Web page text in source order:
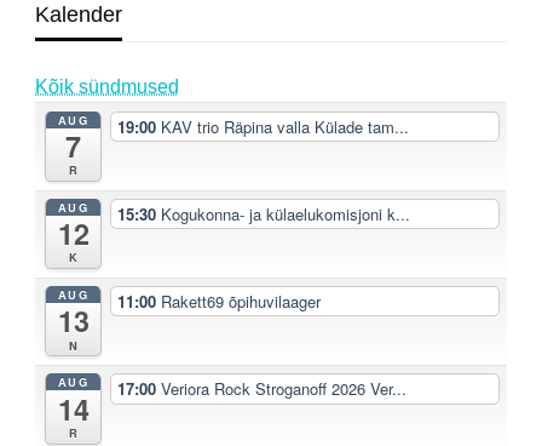
Kalender
Kõik sündmused
AUG
7
R
19:00 KAV trio Räpina valla Külade tam...
AUG
12
K
15:30 Kogukonna- ja külaelukomisjoni k...
AUG
13
N
11:00 Rakett69 õpihuvilaager
AUG
14
R
17:00Veriora Rock Stroganoff 2026 Ver...